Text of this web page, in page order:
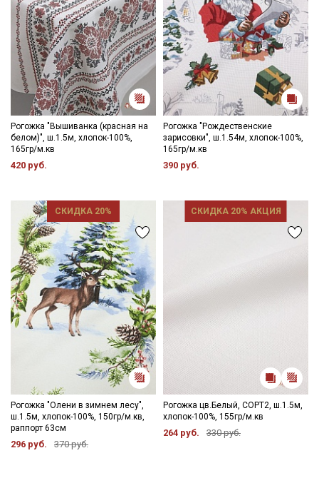
Рогожка "Вышиванка (красная на
белом)", ш.1.5м, хлопок-100%,
165гр/м.кв
420 руб.
Рогожка "Рождественские
зарисовки", ш.1.54м, хлопок-100%,
165гр/м.кв
390 руб.
СКИДКА 20%
Рогожка "Олени в зимнем лесу",
ш.1.5м, хлопок-100%, 150гр/м.кв,
раппорт 63см
296 руб. 370 руб.
СКИДКА 20% АКЦИЯ
Рогожка цв.Белый, СОРТ2, ш.1.5м,
хлопок-100%, 155гр/м.кв
264 руб. 330 руб.
Электронная почта
Подписаться
Ознакомлен(а) сПолитикой обработки персональных
данныхи даюСогласие на обработку персональных
данных
Даю
Согласие на получение рекламных и